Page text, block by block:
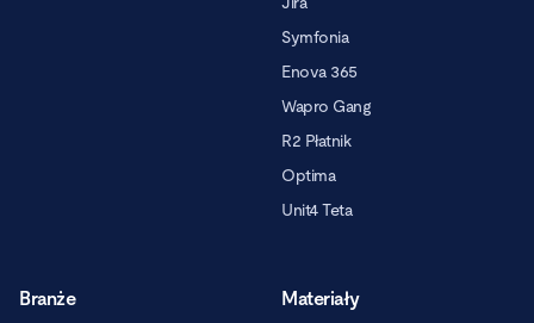
Symfonia
Enova 365
Wapro Gang
R2 Płatnik
Optima
Unit4 Teta
Branże Materiały